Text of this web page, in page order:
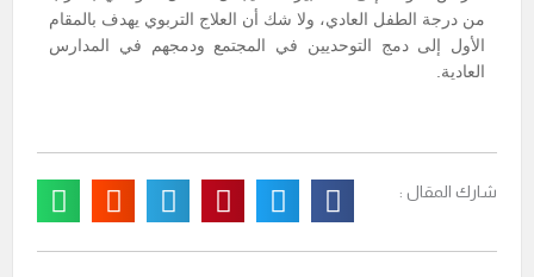
من درجة الطفل العادي، ولا شك أن العلاج التربوي يهدف بالمقام
الأول إلى دمج التوحديين في المجتمع ودمجهم في المدارس
العادية.
شارك المقال :